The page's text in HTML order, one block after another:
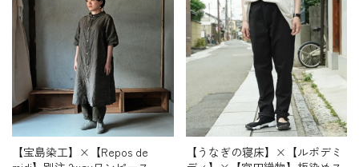
【宝島染工】×【Repos de
【うなぎの寝床】×【ルポデミ